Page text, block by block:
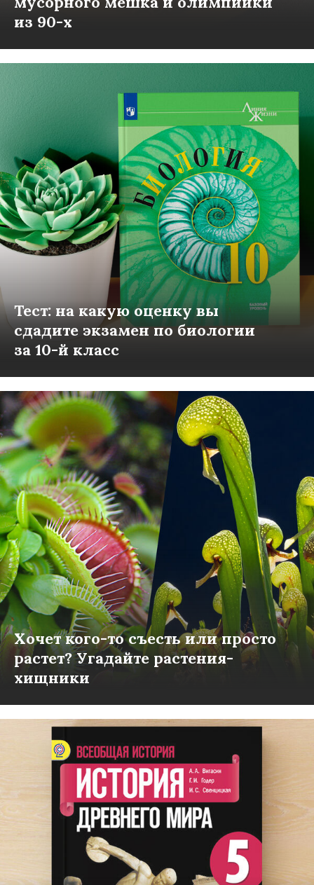
из 90-х
Тест: на какую оценку вы
сдадите экзамен по биологии
за 10-й класс
Хочет кого-то съесть или просто
растет? Угадайте растения-
хищники